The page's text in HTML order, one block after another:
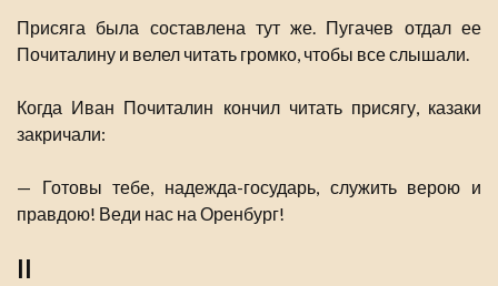
Присяга была составлена тут же. Пугачев отдал ее
Почиталину и велел читать громко, чтобы все слышали.
Когда Иван Почиталин кончил читать присягу, казаки
закричали:
— Готовы тебе, надежда-государь, служить верою и
правдою! Веди нас на Оренбург!
II